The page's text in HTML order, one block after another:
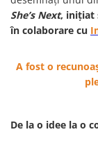
Muzeul de Arta
Muzeul National
Muzeul Unirii Iasi
Orase si zone
Bucuresti
Puzzle suvenir
Romania
Suport pahare
Suport pahare
Tablou suvenir
She’s Next, inițiat
în colaborare cu
A fost o
De la o idee la o